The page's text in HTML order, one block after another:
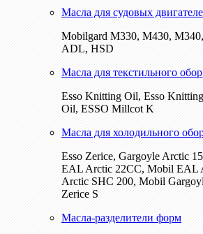
Масла для судовых
Mobilgard M330, M430,
ADL, HSD
Масла для текстильного
Esso Knitting Oil, Esso
Oil, ESSO Millcot K
Масла для холодильного
Esso Zerice, Gargoyle Arctic
EAL Arctic 22CC, Mobil EAL
Arctic SHC 200, Mobil
Zerice S
Масла-разделители форм